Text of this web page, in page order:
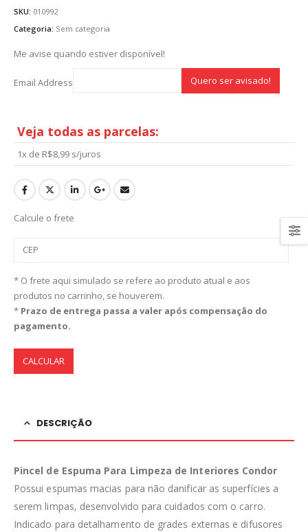
SKU: 010992
Categoria: Sem categoria
Me avise quando estiver disponível!
Email Address
Veja todas as parcelas:
1x de R$8,99 s/juros
Calcule o frete
* O frete aqui simulado se refere ao produto atual e aos
produtos no carrinho, se houverem.
* Prazo de entrega passa a valer após compensação do
pagamento.
CALCULAR
DESCRIÇÃO
Pincel de Espuma Para Limpeza de Interiores Condor
Possui espumas macias para não danificar as superfícies a
serem limpas, desenvolvido para cuidados com o carro.
Indicado para detalhamento de grades externas e difusores